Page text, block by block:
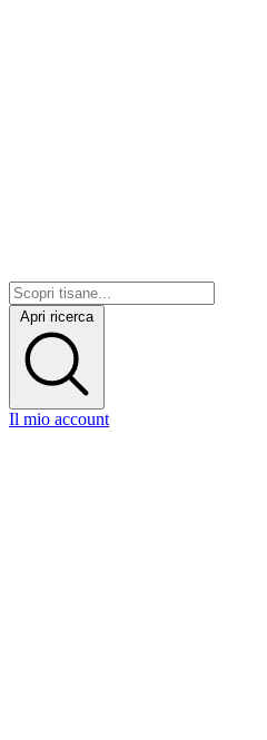
Apri ricerca
Il mio account